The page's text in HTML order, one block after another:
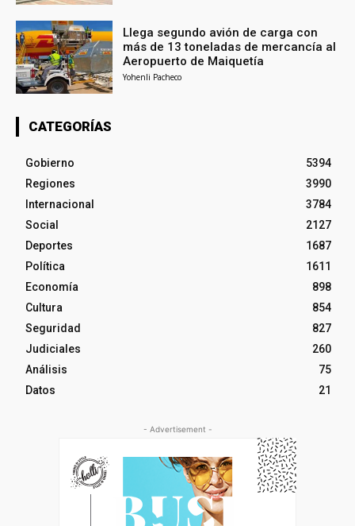
Llega segundo avión de carga con
más de 13 toneladas de mercancía al
Aeropuerto de Maiquetía
Yohenli Pacheco
CATEGORÍAS
Gobierno
5394
Regiones
3990
Internacional
3784
Social
2127
Deportes
1687
Política
1611
Economía
898
Cultura
854
Seguridad
827
Judiciales
260
Análisis
75
Datos
21
- Advertisement -